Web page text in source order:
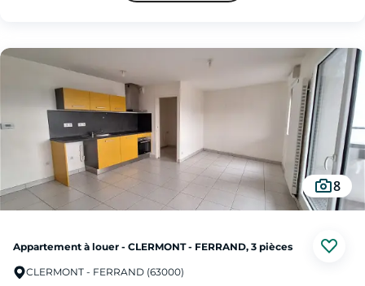
8
Appartement à louer - CLERMONT - FERRAND, 3 pièces
CLERMONT - FERRAND (63000)